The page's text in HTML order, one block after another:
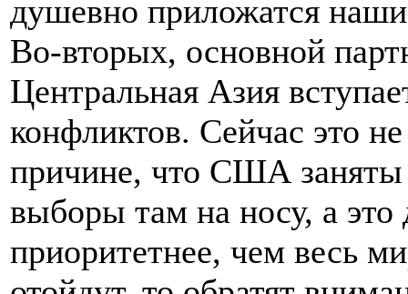
душевно приложатся
Во-вторых, основной
Центральная Азия
конфликтов. Сейчас это
причине, что США
выборы там на носу, а
приоритетнее, чем весь